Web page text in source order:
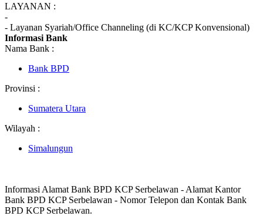
LAYANAN :
-
- Layanan Syariah/Office Channeling (di KC/KCP Konvensional)
Informasi Bank
Nama Bank :
Bank BPD
Provinsi :
Sumatera Utara
Wilayah :
Simalungun
Informasi Alamat Bank BPD KCP Serbelawan - Alamat Kantor
Bank BPD KCP Serbelawan - Nomor Telepon dan Kontak Bank
BPD KCP Serbelawan.